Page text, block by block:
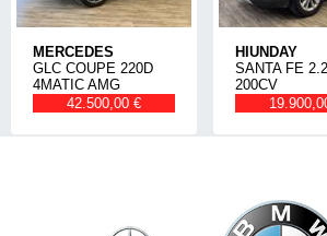
MERCEDES
GLC COUPE 220D
4MATIC AMG
42.500,00 €
HIUNDAY
SANTA FE
200CV